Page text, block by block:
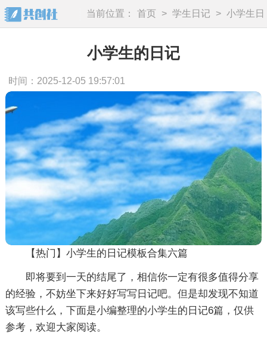
当前位置： 首页 > 学生日记 > 小学生日
记
小学生的日记
时间：2025-12-05 19:57:01
【热门】小学生的日记模板合集六篇
即将要到一天的结尾了，相信你一定有很多值得分享
的经验，不妨坐下来好好写写日记吧。但是却发现不知道
该写些什么，下面是小编整理的小学生的日记6篇，仅供
参考，欢迎大家阅读。